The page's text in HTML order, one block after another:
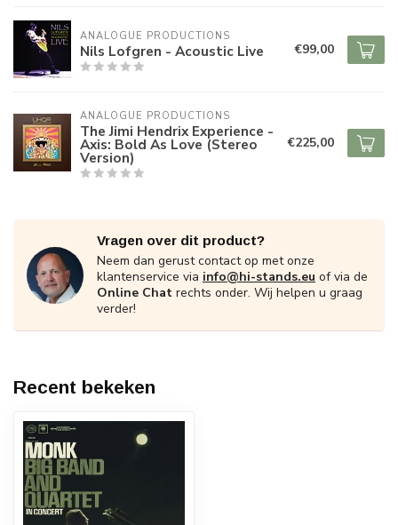
ANALOGUE PRODUCTIONS
Nils Lofgren - Acoustic Live €99,00
ANALOGUE PRODUCTIONS
The Jimi Hendrix Experience -
Axis: Bold As Love (Stereo
Version)
€225,00
Vragen over dit product?
Neem dan gerust contact op met onze
klantenservice via info@hi-stands.eu of via de
Online Chat rechts onder. Wij helpen u graag
verder!
Recent bekeken